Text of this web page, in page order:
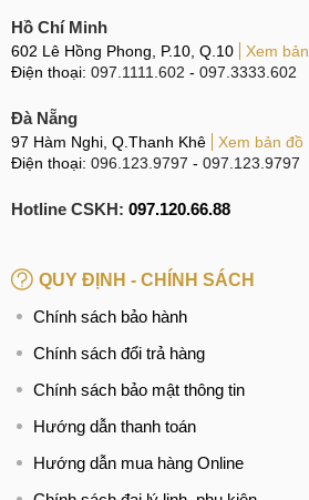
sập nguồn phải khởi động lại từ
Trong lúc đang sử dụng sạc
bất thường.
Có rất nhiều nguyên nhân chủ
đến tình trạng hỏng nguồn của
nhân chính có thể kể tới như sau:
Vừa dùng máy vừa sử dụng sạc
khiến máy bị quá nóng và làm
lượng linh kiện bên trong máy.
Điện thoại Redmi Note 12
Hồ Chí Minh
602 Lê Hồng Phong, P.10, Q.10
Xem
Điện thoại: 097.1111.602 - 097.3333.602
Đà Nẵng
97 Hàm Nghi, Q.Thanh Khê
Xem bản đồ
Điện thoại: 096.123.9797 - 097.123.9797
Hotline CSKH: 097.120.66.88
QUY ĐỊNH - CHÍNH SÁCH
Chính sách bảo hành
Chính sách đổi trả hàng
Chính sách bảo mật thông tin
Hướng dẫn thanh toán
Hướng dẫn mua hàng Online